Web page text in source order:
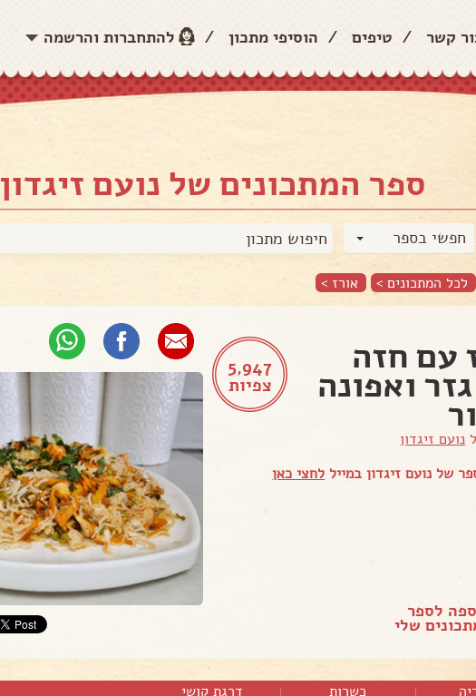
קשר / טיפים / הוסיפי מתכון / להתחברות והרשמה
ספר המתכונים של נועם זיגדון
חפשי בספר
לכל המתכונים > אורז >
5,947
צפיות
עם חזה
ואפונה
נועם זיגדון
של נועם זיגדון במייל לחצי כאן
לספר
שלי
כשרות דרגת קושי